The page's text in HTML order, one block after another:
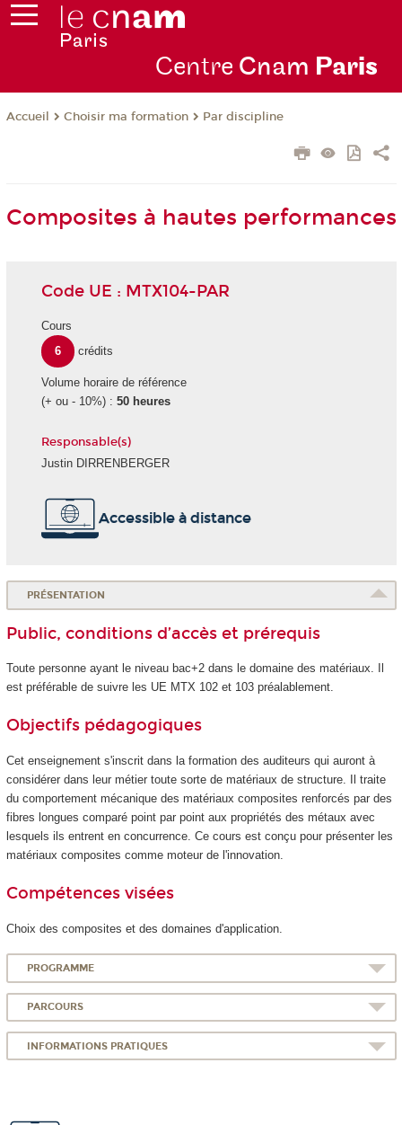
Centre Cnam Paris
Accueil Choisir ma formation Par discipline
Composites à hautes performances
Code UE : MTX104-PAR
Cours
6
crédits
Volume horaire de référence
(+ ou - 10%) : 50 heures
Responsable(s)
Justin DIRRENBERGER
Accessible à distance
PRÉSENTATION
Public, conditions d’accès et prérequis
Toute personne ayant le niveau bac+2 dans le domaine des matériaux. Il
est préférable de suivre les UE MTX 102 et 103 préalablement.
Objectifs pédagogiques
Cet enseignement s'inscrit dans la formation des auditeurs qui auront à
considérer dans leur métier toute sorte de matériaux de structure. Il traite
du comportement mécanique des matériaux composites renforcés par des
fibres longues comparé point par point aux propriétés des métaux avec
lesquels ils entrent en concurrence. Ce cours est conçu pour présenter les
matériaux composites comme moteur de l'innovation.
Compétences visées
Choix des composites et des domaines d'application.
PROGRAMME
PARCOURS
INFORMATIONS PRATIQUES